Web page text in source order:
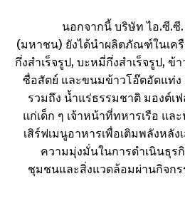
นอกจากนี้ บริษัท ไอ.ซี.ซี
(มหาชน) ยังได้นำผลิตภัณฑ์ในเครื
กึ่งสำเร็จรูป, บะหมี่กึ่งสำเร็จรูป, ข้
ซื่อสัตย์ และขนมข้าวโอ๊ตอัดแท่ง
รวมถึง น้ำแร่ธรรมชาติ มองต์เ
แก่เด็ก ๆ เจ้าหน้าที่ทหารเรือ แ
เสิร์ฟเมนูอาหารเพื่อเติมพลังหลั
ความมุ่งมั่นในการดำเนินธุร
ชุมชนและสิ่งแวดล้อมผ่านกิจก